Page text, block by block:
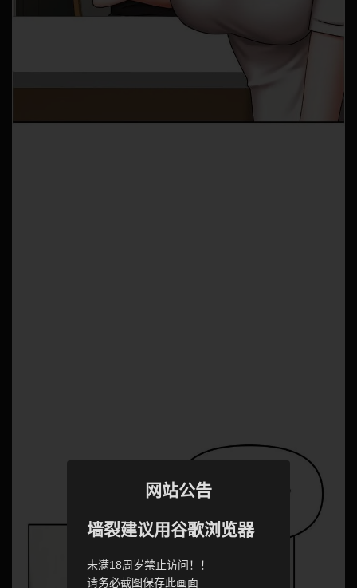
网站公告
墙裂建议用谷歌浏览器
未满18周岁禁止访问！！
请务必截图保存此画面